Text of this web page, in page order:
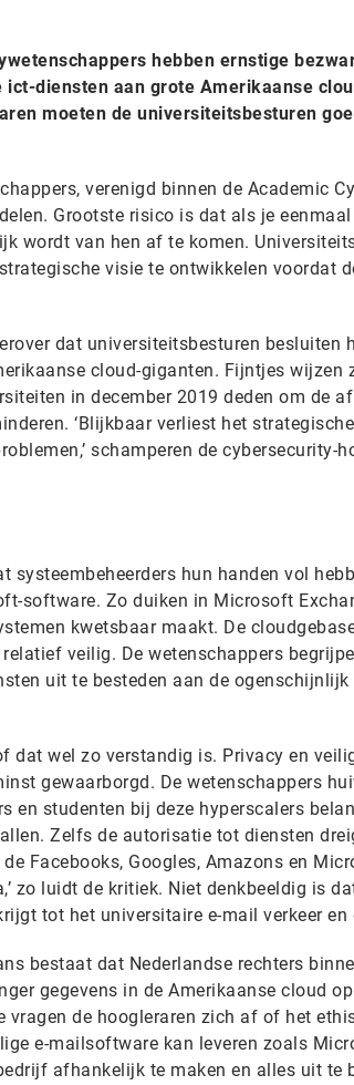
hebben ernstige
diensten aan grote Amerikaanse
moeten de universiteitsbesturen
verenigd binnen de Academic
Grootste risico is dat als je
wordt van hen af te komen.
visie te ontwikkelen voordat
dat universiteitsbesturen besluiten
cloud-giganten. Fijntjes wijzen
in december 2019 deden om de
‘Blijkbaar verliest het
schamperen de cybersecurity-
systeembeheerders hun handen vol
software. Zo duiken in Microsoft
kwetsbaar maakt. De
veilig. De wetenschappers
uit te besteden aan de
dat wel zo verstandig is. Privacy en
gewaarborgd. De wetenschappers
en studenten bij deze hyperscalers
Zelfs de autorisatie tot diensten
Facebooks, Googles, Amazons en
zo luidt de kritiek. Niet denkbeeldig is
tot het universitaire e-mail verkeer en
bestaat dat Nederlandse rechters
gegevens in de Amerikaanse cloud
vragen de hoogleraren zich af of het
e-mailsoftware kan leveren zoals
afhankelijk te maken en alles uit te